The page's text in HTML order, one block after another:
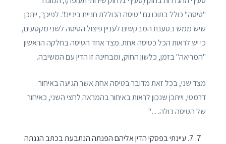
"טיסה" כולל בתוכו גם "טיסה הכוללת חניית ביניים". לפיכך, ייתכן
שיש ממש בטענת המבקשים לעניין פיצול הטיסה לשני מקטעים,
כי יש לראות הכל כטיסה אחת. מצד אחד הטיסה בחלקה הראשון
"המריאה" בזמן, כלשון החוק, ומבחינה זו הדין עם המשיבה.
מצד שני, בכל זאת מדובר בטיסה אחת אשר הגיעה באיחור
דרמטי, וייתכן שנכון לראות באיחור בהמראה לחצי השני, כאיחור
של הטיסה כולה…"
7. עיינתי בפסקי הדין אליהם הפנתה הנתבעת בכתב הגנתה